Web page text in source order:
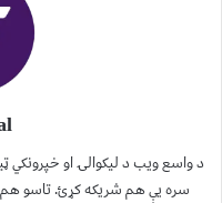
د واسع ویب د لیکوالۍ او
سره یې هم شریکه کړئ. تاسو هم